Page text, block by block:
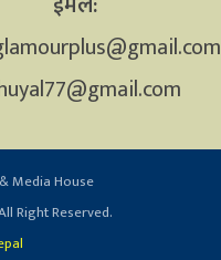
Media House
Right Reserved.